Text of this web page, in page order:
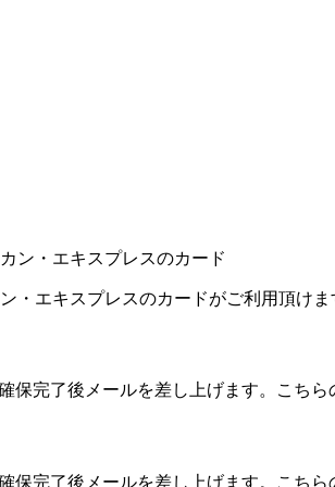
・エキスプレスのカードがご利用頂けま
保完了後メールを差し上げます。こち
保完了後メールを差し上げます。こち